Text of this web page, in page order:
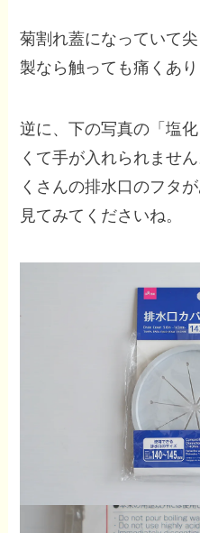
菊割れ蓋になっていて
製なら触っても痛くあり
逆に、下の写真の「塩
くて手が入れられませ
くさんの排水口のフタ
見てみてくださいね。